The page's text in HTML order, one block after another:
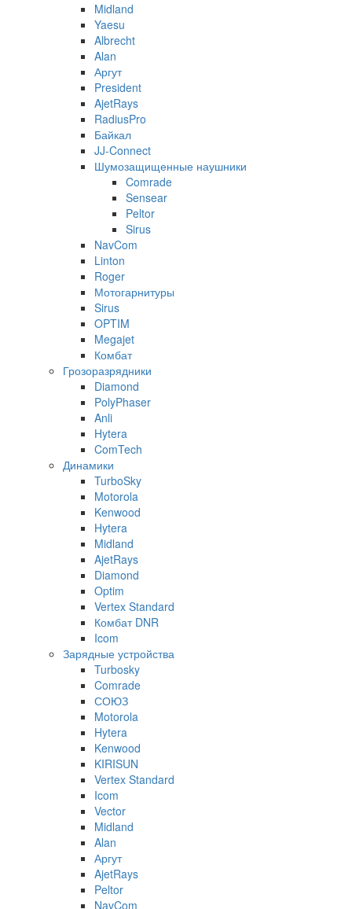
Midland
Yaesu
Albrecht
Alan
Аргут
President
AjetRays
RadiusPro
Байкал
JJ-Connect
Шумозащищенные наушники
Comrade
Sensear
Peltor
Sirus
NavCom
Linton
Roger
Мотогарнитуры
Sirus
OPTIM
Megajet
Комбат
Грозоразрядники
Diamond
PolyPhaser
Anli
Hytera
ComTech
Динамики
TurboSky
Motorola
Kenwood
Hytera
Midland
AjetRays
Diamond
Optim
Vertex Standard
Комбат DNR
Icom
Зарядные устройства
Turbosky
Comrade
СОЮЗ
Motorola
Hytera
Kenwood
KIRISUN
Vertex Standard
Icom
Vector
Midland
Alan
Аргут
AjetRays
Peltor
NavCom